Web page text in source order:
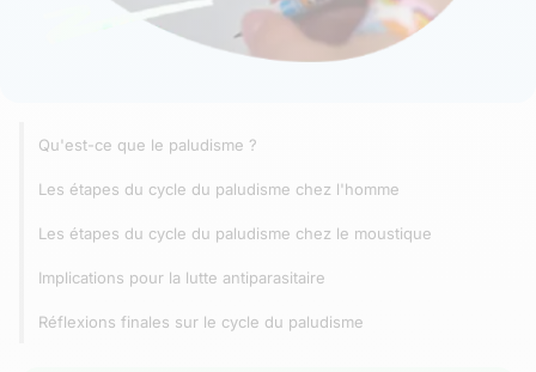
Qu'est-ce que le paludisme ?
Les étapes du cycle du paludisme chez l'homme
Les étapes du cycle du paludisme chez le moustique
Implications pour la lutte antiparasitaire
Réflexions finales sur le cycle du paludisme